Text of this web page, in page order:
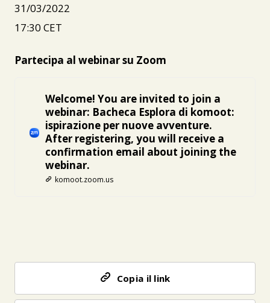
31/03/2022
17:30 CET
Partecipa al webinar su Zoom
Welcome! You are invited to join a
webinar: Bacheca Esplora di komoot:
ispirazione per nuove avventure.
After registering, you will receive a
confirmation email about joining the
webinar.
komoot.zoom.us
Copia il link